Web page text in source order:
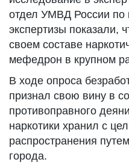
отдел УМВД России по
экспертизы показали,
своем составе
мефедрон в крупном
В ходе опроса
признал свою вину в
противоправного
наркотики хранил с
распространения
города.